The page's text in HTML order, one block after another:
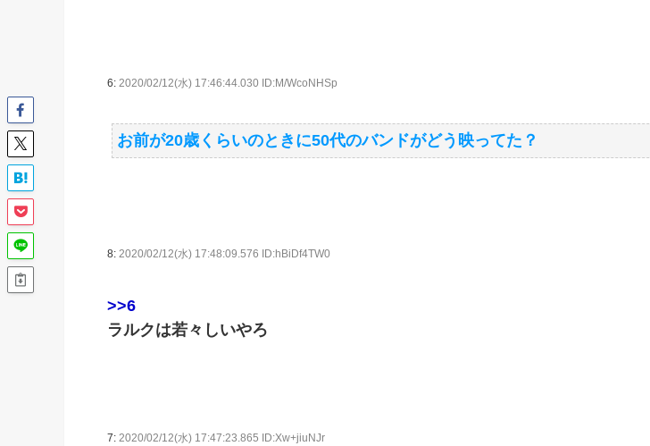
6: 2020/02/12(水) 17:46:44.030 ID:M/WcoNHSp
お前が20歳くらいのときに50代のバンドがどう映ってた？
8: 2020/02/12(水) 17:48:09.576 ID:hBiDf4TW0
>>6
ラルクは若々しいやろ
7: 2020/02/12(水) 17:47:23.865 ID:Xw+jiuNJr